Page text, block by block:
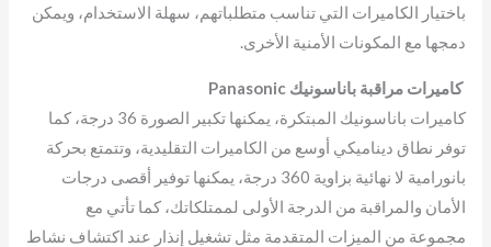
باختيار الكاميرات التي تناسب متطلباتهم، سهلة الاستخدام، ويمكن
دمجها مع المكونات الأمنية الأخرى.
كاميرات مراقبة باناسونيك Panasonic
كاميرات باناسونيك المبتكرة، يمكنها تكبير الصورة 36 درجة، كما
توفر نطاق ديناميكي أوسع من الكاميرات التقليدية، وتتمتع بحركة
بانورامية لا نهائية بزاوية 360 درجة، يمكنها توفير أقصى درجات
الأمان والمراقبة من الدرجة الأولى لممتلكاتك، كما تأتي مع
مجموعة من الميزات المتقدمة مثل تشغيل إنذار عند اكتشاف نشاط